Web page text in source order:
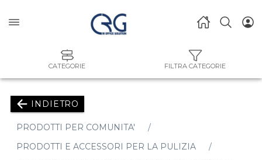
CATEGORIE FILTRA CATEGORIE
INDIETRO
PRODOTTI PER COMUNITA'
PRODOTTI E ACCESSORI PER LA PULIZIA